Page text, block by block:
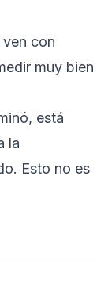
con
muy bien
está
la
Esto no es